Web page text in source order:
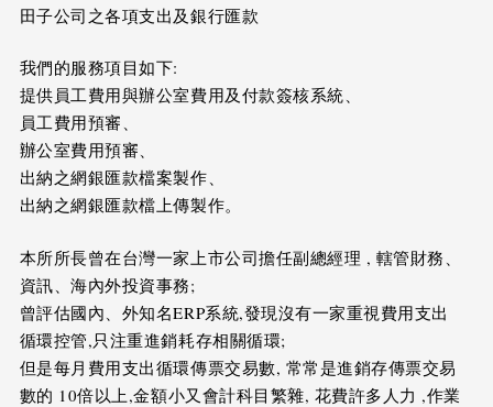
田子公司之各項支出及銀行匯款
我們的服務項目如下:
提供員工費用與辦公室費用及付款簽核系統、
員工費用預審、
辦公室費用預審、
出納之網銀匯款檔案製作、
出納之網銀匯款檔上傳製作。
本所所長曾在台灣一家上市公司擔任副總經理 , 轄管財務、
資訊、海內外投資事務;
曾評估國內、外知名ERP系統,發現沒有一家重視費用支出
循環控管,只注重進銷耗存相關循環;
但是每月費用支出循環傳票交易數, 常常是進銷存傳票交易
數的 10倍以上,金額小又會計科目繁雜, 花費許多人力 ,作業